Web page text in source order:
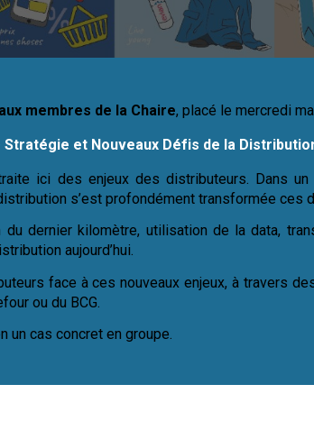
membres de la Chaire, placé le mercredi
Stratégie et Nouveaux Défis de la
ici des enjeux des distributeurs. Dans
s’est profondément transformée ces
dernier kilomètre, utilisation de la data,
aujourd’hui.
face à ces nouveaux enjeux, à travers
ou du BCG.
un cas concret en groupe.